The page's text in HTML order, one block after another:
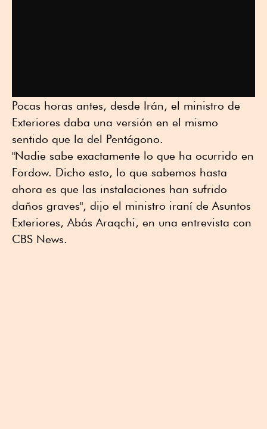
Pocas horas antes, desde Irán, el ministro de
Exteriores daba una versión en el mismo
sentido que la del Pentágono.
"Nadie sabe exactamente lo que ha ocurrido en
Fordow. Dicho esto, lo que sabemos hasta
ahora es que las instalaciones han sufrido
daños graves", dijo el ministro iraní de Asuntos
Exteriores, Abás Araqchi, en una entrevista con
CBS News.